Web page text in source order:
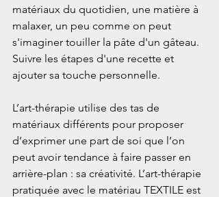
matériaux du quotidien, une matière à
malaxer, un peu comme on peut
s'imaginer touiller la pâte d'un gâteau.
Suivre les étapes d'une recette et
ajouter sa touche personnelle.
L’art-thérapie utilise des tas de
matériaux différents pour proposer
d’exprimer une part de soi que l’on
peut avoir tendance à faire passer en
arrière-plan : sa créativité. L’art-thérapie
pratiquée avec le matériau TEXTILE est